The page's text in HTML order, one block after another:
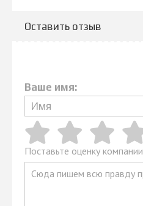
Оставить отзыв
Ваше имя:
Поставьте оценку компании